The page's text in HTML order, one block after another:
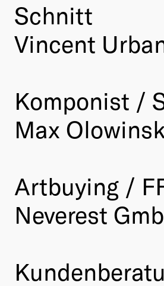
Schnitt
Vincent
Komponist /
Max
Artbuying /
Neverest